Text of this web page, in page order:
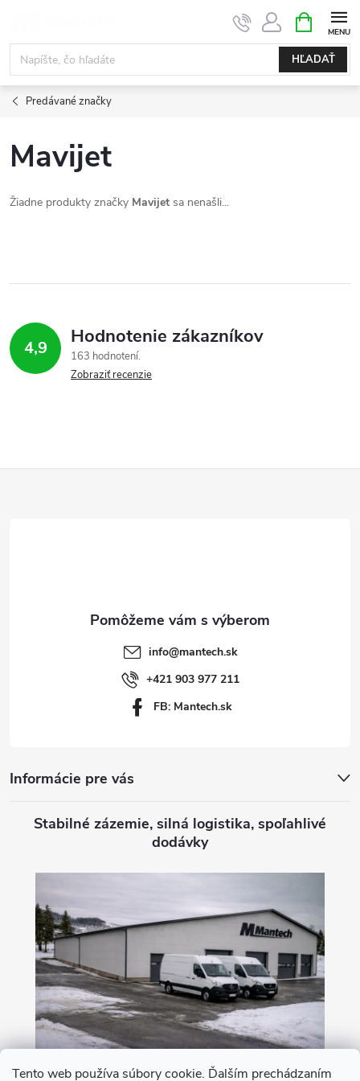
Tento web používa súbory cookie. Ďalším prechádzaním
obsah
HĽADAŤ
KOŠÍK
Predávané značky
Mavijet
Žiadne produkty značky Mavijet sa nenašli...
4,9 Hodnotenie zákazníkov
163 hodnotení
Zobraziť recenzie
info@mantech.sk
+421 903 977 211
FB: Mantech.sk
Informácie pre vás
Stabilné zázemie, silná logistika, spoľahlivé
dodávky